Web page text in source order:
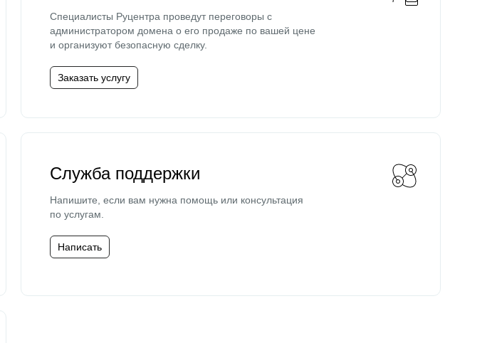
Специалисты Руцентра проведут переговоры с
администратором домена о его продаже по вашей цене
и организуют безопасную сделку.
Заказать услугу
Служба поддержки
Напишите, если вам нужна помощь или консультация
по услугам.
Написать